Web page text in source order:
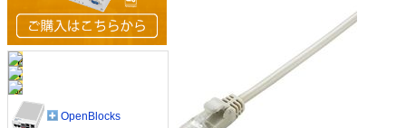
OpenBlocks